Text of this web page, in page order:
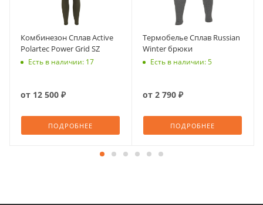
Комбинезон Сплав Active
Polartec Power Grid SZ
Есть в наличии: 17
от 12 500 ₽
ПОДРОБНЕЕ
Термобелье Сплав Russian
Winter брюки
Есть в наличии: 5
от 2 790 ₽
ПОДРОБНЕЕ